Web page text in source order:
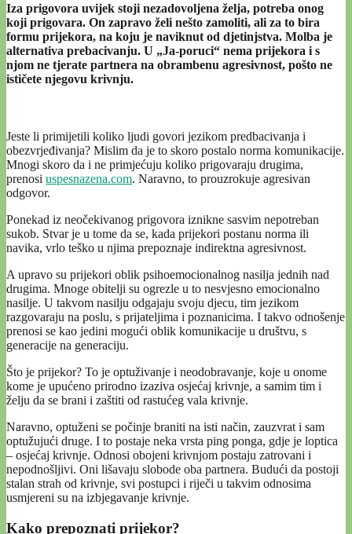
Iza prigovora uvijek stoji nezadovoljena želja, potreba onog
koji prigovara. On zapravo želi nešto zamoliti, ali za to bira
formu prijekora, na koju je naviknut od djetinjstva. Molba je
alternativa prebacivanju. U „Ja-poruci“ nema prijekora i s
njom ne tjerate partnera na obrambenu agresivnost, pošto ne
ističete njegovu krivnju.
Jeste li primijetili koliko ljudi govori jezikom predbacivanja i
obezvrjeđivanja? Mislim da je to skoro postalo norma komunikacije.
Mnogi skoro da i ne primjećuju koliko prigovaraju drugima,
prenosi uspesnazena.com. Naravno, to prouzrokuje agresivan
odgovor.
Ponekad iz neočekivanog prigovora iznikne sasvim nepotreban
sukob. Stvar je u tome da se, kada prijekori postanu norma ili
navika, vrlo teško u njima prepoznaje indirektna agresivnost.
A upravo su prijekori oblik psihoemocionalnog nasilja jednih nad
drugima. Mnoge obitelji su ogrezle u to nesvjesno emocionalno
nasilje. U takvom nasilju odgajaju svoju djecu, tim jezikom
razgovaraju na poslu, s prijateljima i poznanicima. I takvo odnošenje
prenosi se kao jedini mogući oblik komunikacije u društvu, s
generacije na generaciju.
Što je prijekor? To je optuživanje i neodobravanje, koje u onome
kome je upućeno prirodno izaziva osjećaj krivnje, a samim tim i
želju da se brani i zaštiti od rastućeg vala krivnje.
Naravno, optuženi se počinje braniti na isti način, zauzvrat i sam
optužujući druge. I to postaje neka vrsta ping ponga, gdje je loptica
– osjećaj krivnje. Odnosi obojeni krivnjom postaju zatrovani i
nepodnošljivi. Oni lišavaju slobode oba partnera. Budući da postoji
stalan strah od krivnje, svi postupci i riječi u takvim odnosima
usmjereni su na izbjegavanje krivnje.
Kako prepoznati prijekor?